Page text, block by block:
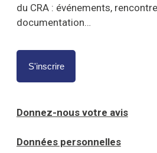
du CRA : événements,
documentation…
S'inscrire
Donnez-nous votre avis
Données personnelles